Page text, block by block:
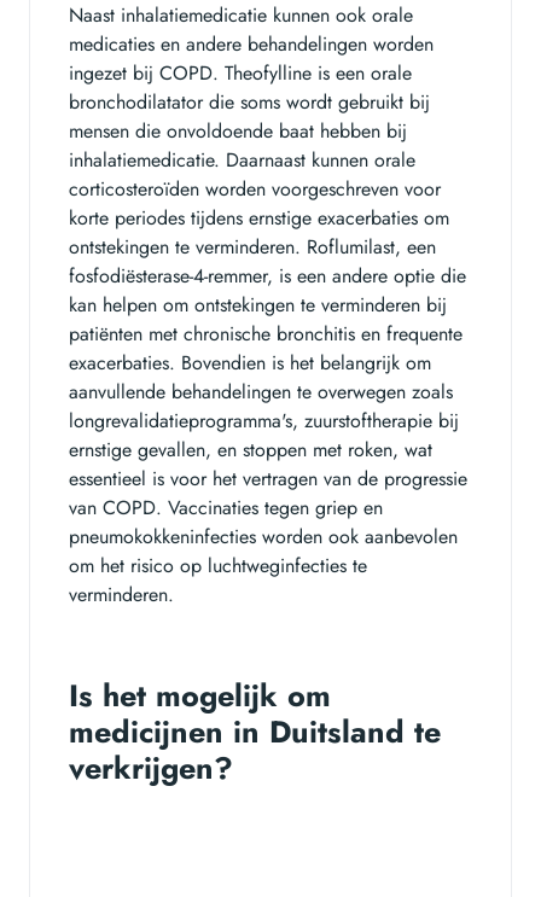
Naast inhalatiemedicatie kunnen ook orale
medicaties en andere behandelingen worden
ingezet bij COPD. Theofylline is een orale
bronchodilatator die soms wordt gebruikt bij
mensen die onvoldoende baat hebben bij
inhalatiemedicatie. Daarnaast kunnen orale
corticosteroïden worden voorgeschreven voor
korte periodes tijdens ernstige exacerbaties om
ontstekingen te verminderen. Roflumilast, een
fosfodiësterase-4-remmer, is een andere optie die
kan helpen om ontstekingen te verminderen bij
patiënten met chronische bronchitis en frequente
exacerbaties. Bovendien is het belangrijk om
aanvullende behandelingen te overwegen zoals
longrevalidatieprogramma's, zuurstoftherapie bij
ernstige gevallen, en stoppen met roken, wat
essentieel is voor het vertragen van de progressie
van COPD. Vaccinaties tegen griep en
pneumokokkeninfecties worden ook aanbevolen
om het risico op luchtweginfecties te
verminderen.
Is het mogelijk om
medicijnen in Duitsland te
verkrijgen?